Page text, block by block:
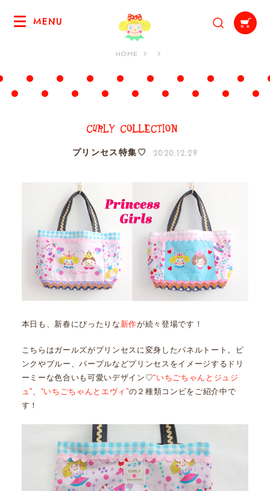
MENU
HOME
プリンセス特集♡ 2020.12.29
本日も、新春にぴったりな 新作が続々登場です！
こちらはガールズがプリンセスに変身したパネルトート。ピ
ンクやブルー、パープルなどプリンセスをイメージするドリ
ーミーな色合いも可愛いデザイン♡“いちごちゃんとジュジ
ュ”、 “いちごちゃんとエヴィ”の２種類コンビをご紹介中で
す！